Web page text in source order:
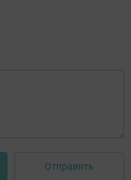
Отправить